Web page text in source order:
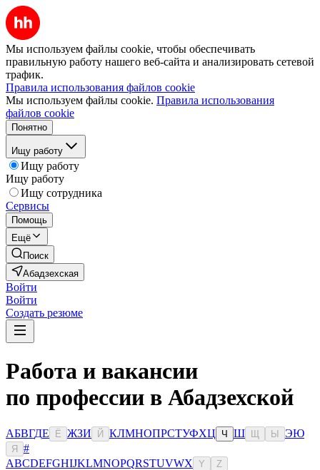
Мы используем файлы cookie, чтобы обеспечивать
правильную работу нашего веб-сайта и анализировать сетевой
трафик.
Правила использования файлов cookie
Мы используем файлы cookie. Правила использования
файлов cookie
Понятно
Ищу работу
Ищу работу
Ищу работу
Ищу сотрудника
Сервисы
Помощь
Ещё
Поиск
Абадзехская
Войти
Войти
Создать резюме
Работа и вакансии
по профессии в Абадзехской
АБВГДЕ Ё ЖЗИ Й КЛМНОПРСТУФХЦ Ч Ш Ы ЭЮ
Я
#
ABCDEFGHIJKLMNOPQRSTUVWX Y Z